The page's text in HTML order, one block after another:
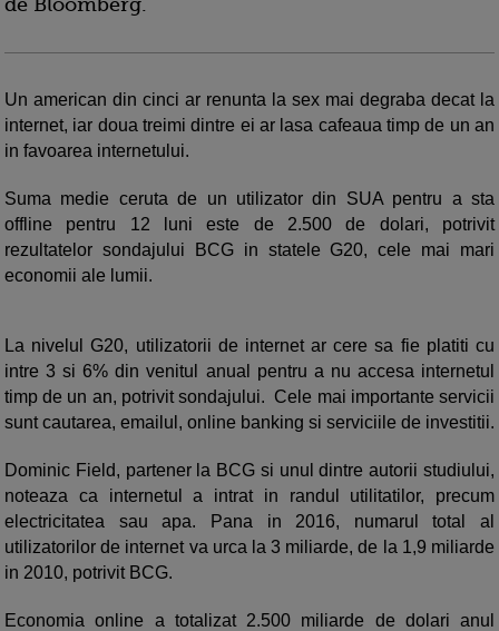
de Bloomberg.
Un american din cinci ar renunta la sex mai degraba decat la
internet, iar doua treimi dintre ei ar lasa cafeaua timp de un an
in favoarea internetului.
Suma medie ceruta de un utilizator din SUA pentru a sta
offline pentru 12 luni este de 2.500 de dolari, potrivit
rezultatelor sondajului BCG in statele G20, cele mai mari
economii ale lumii.
La nivelul G20, utilizatorii de internet ar cere sa fie platiti cu
intre 3 si 6% din venitul anual pentru a nu accesa internetul
timp de un an, potrivit sondajului. Cele mai importante servicii
sunt cautarea, emailul, online banking si serviciile de investitii.
Dominic Field, partener la BCG si unul dintre autorii studiului,
noteaza ca internetul a intrat in randul utilitatilor, precum
electricitatea sau apa. Pana in 2016, numarul total al
utilizatorilor de internet va urca la 3 miliarde, de la 1,9 miliarde
in 2010, potrivit BCG.
Economia online a totalizat 2.500 miliarde de dolari anul